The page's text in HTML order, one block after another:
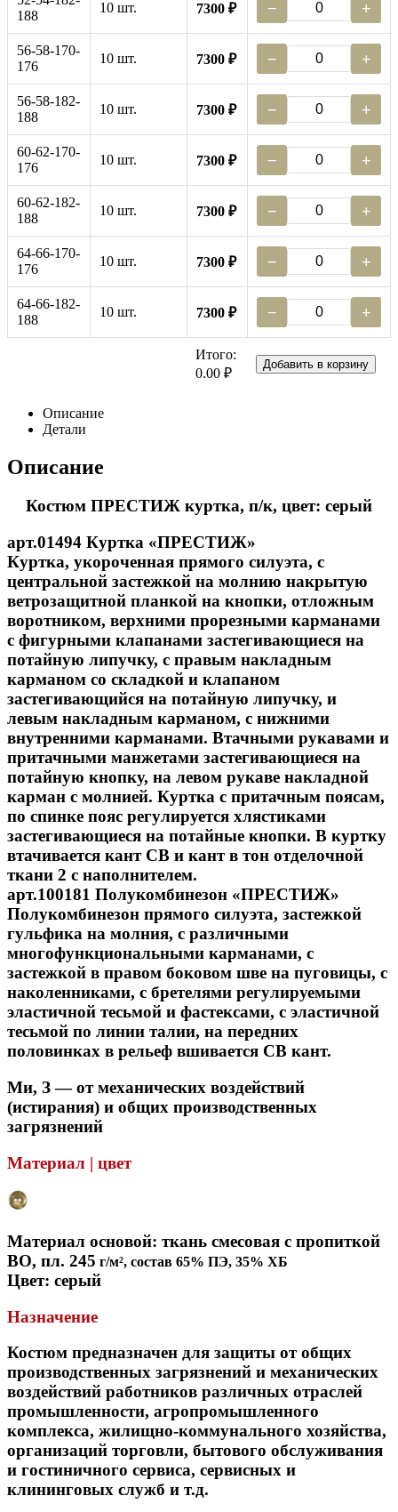
188
10 шт. 7300 ₽ − +
56-58-170-
176
10 шт. 7300 ₽ − +
56-58-182-
188
10 шт. 7300 ₽ − +
60-62-170-
176
10 шт. 7300 ₽ − +
60-62-182-
188
10 шт. 7300 ₽ − +
64-66-170-
176
10 шт. 7300 ₽ − +
64-66-182-
188
10 шт. 7300 ₽ − +
Итого:
0.00 ₽
Добавить в корзину
Описание
Детали
Описание
Костюм ПРЕСТИЖ куртка, п/к, цвет: серый
арт.01494 Куртка «ПРЕСТИЖ»
Куртка, укороченная прямого силуэта, с
центральной застежкой на молнию накрытую
ветрозащитной планкой на кнопки, отложным
воротником, верхними прорезными карманами
с фигурными клапанами застегивающиеся на
потайную липучку, с правым накладным
карманом со складкой и клапаном
застегивающийся на потайную липучку, и
левым накладным карманом, с нижними
внутренними карманами. Втачными рукавами и
притачными манжетами застегивающиеся на
потайную кнопку, на левом рукаве накладной
карман с молнией. Куртка с притачным поясам,
по спинке пояс регулируется хлястиками
застегивающиеся на потайные кнопки. В куртку
втачивается кант СВ и кант в тон отделочной
ткани 2 с наполнителем.
арт.100181 Полукомбинезон «ПРЕСТИЖ»
Полукомбинезон прямого силуэта, застежкой
гульфика на молния, с различными
многофункциональными карманами, с
застежкой в правом боковом шве на пуговицы, с
наколенниками, с бретелями регулируемыми
эластичной тесьмой и фастексами, с эластичной
тесьмой по линии талии, на передних
половинках в рельеф вшивается СВ кант.
Ми, З — от механических воздействий
(истирания) и общих производственных
загрязнений
Материал | цвет
Материал основой: ткань смесовая с пропиткой
ВО, пл. 245 г/м², состав 65% ПЭ, 35% ХБ
Цвет: серый
Назначение
Костюм предназначен для защиты от общих
производственных загрязнений и механических
воздействий работников различных отраслей
промышленности, агропромышленного
комплекса, жилищно-коммунального хозяйства,
организаций торговли, бытового обслуживания
и гостиничного сервиса, сервисных и
клининговых служб и т.д.